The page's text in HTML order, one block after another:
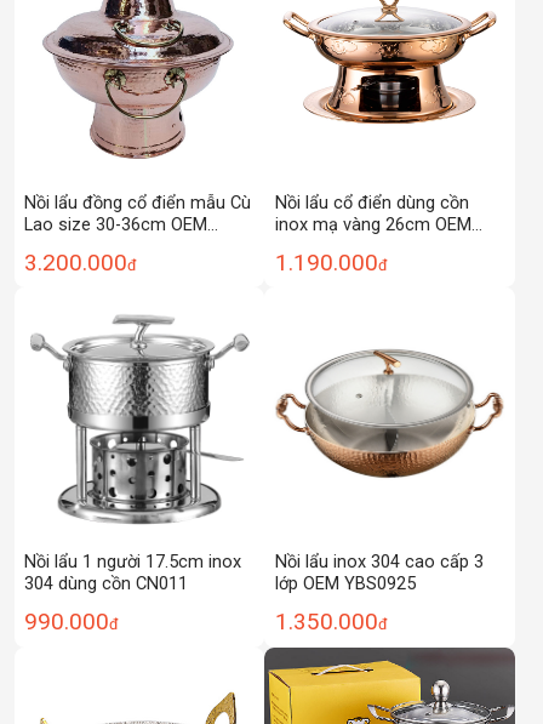
Nồi lẩu đồng cổ điển mẫu Cù
Lao size 30-36cm OEM
3.200.000đ
Nồi lẩu cổ điển dùng cồn
inox mạ vàng 26cm OEM
1.190.000đ
Nồi lẩu 1 người 17.5cm inox
304 dùng cồn CN011
990.000đ
Nồi lẩu inox 304 cao cấp 3
lớp OEM YBS0925
1.350.000đ